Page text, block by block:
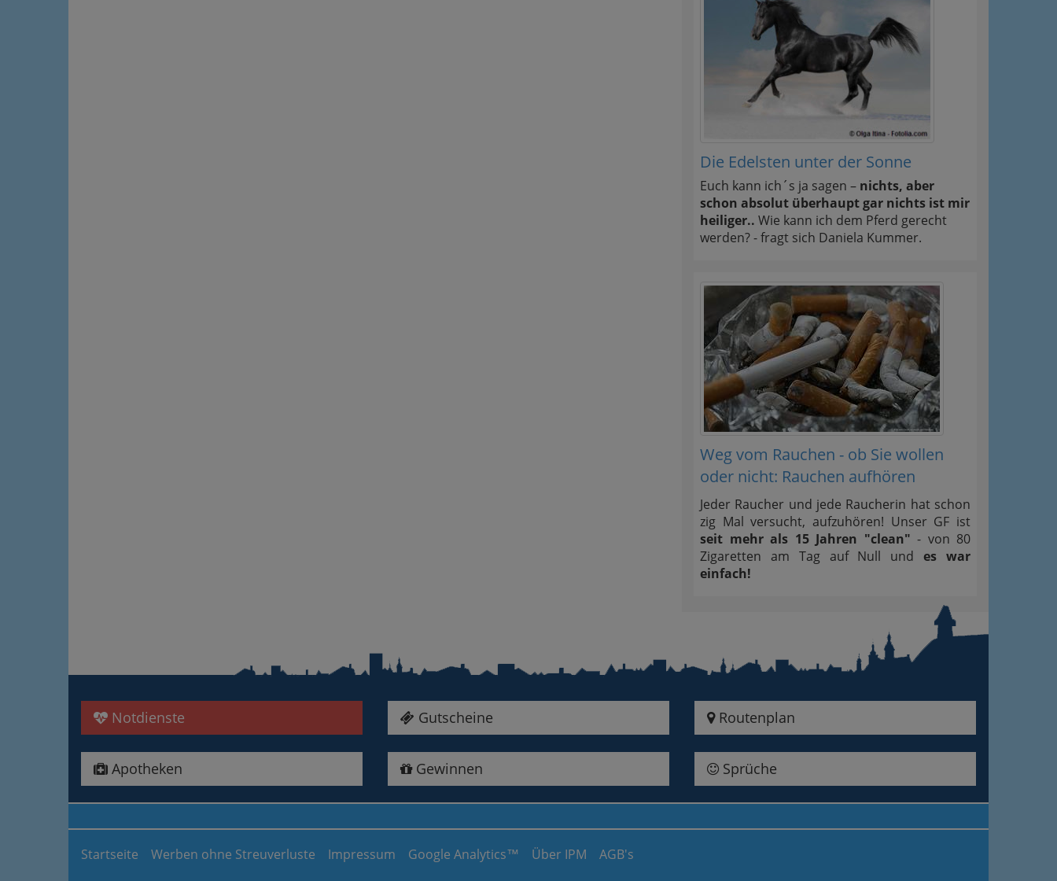
Die Edelsten unter der Sonne
Euch kann ich´s ja sagen – nichts, aber
schon absolut überhaupt gar nichts ist mir
heiliger.. Wie kann ich dem Pferd gerecht
werden? - fragt sich Daniela Kummer.
Weg vom Rauchen - ob Sie wollen
oder nicht: Rauchen aufhören
Jeder Raucher und jede Raucherin hat schon
zig Mal versucht, aufzuhören! Unser GF ist
seit mehr als 15 Jahren "clean" - von 80
Zigaretten am Tag auf Null undes war
einfach!
Notdienste
Apotheken
Gutscheine
Gewinnen
Routenplan
Sprüche
Startseite Werben ohne Streuverluste Impressum Google Analytics™ Über IPM AGB's